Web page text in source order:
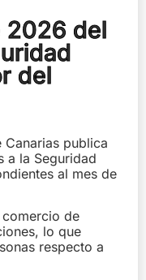
2026 del
del
publica
a la Seguridad
al mes de
de
lo que
respecto a